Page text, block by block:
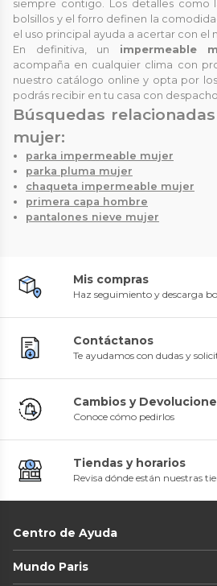
siempre contigo. Los detalles como
bolsillos y el forro definen la
el uso principal ayuda a acertar con el
En definitiva, un impermeable
acompaña en cualquier clima con
nuestro catálogo online y opta por
podrás recibir en tu casa con
Búsquedas
mujer:
parka impermeable mujer
parka pluma mujer
chaqueta impermeable mujer
primera capa hombre
pantalones nieve mujer
Mis compras
Haz seguimiento y descarga
Contáctanos
Te ayudamos con dudas y
Cambios y
Conoce cómo pedirlos
Tiendas y horarios
Revisa dónde están nuestras
Centro de Ayuda
Mundo Paris